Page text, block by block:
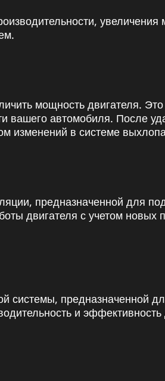
увеличения
мощность двигателя.
вашего автомобиля. После
изменений в системе
предназначенной для
двигателя с учетом новых
системы, предназначенной
и эффективность